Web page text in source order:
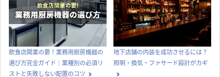
実際にあった失敗事例に学ぶ、後悔
しない飲食店の店舗デザイン
ナフサショックで店舗開業が間に合
わない？内装費用高騰と工期遅延へ
の今とるべき対策
店舗開業 店舗デザイン